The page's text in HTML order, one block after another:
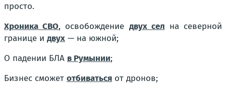
просто.
Хроника СВО, освобождение двух сел на северной
границе и двух — на южной;
О падении БЛА в Румынии;
Бизнес сможет отбиваться от дронов;